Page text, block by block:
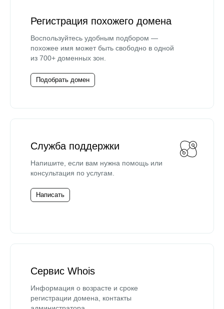
Регистрация похожего домена
Воспользуйтесь удобным подбором —
похожее имя может быть свободно в одной
из 700+ доменных зон.
Подобрать домен
Служба поддержки
Напишите, если вам нужна помощь или
консультация по услугам.
Написать
Сервис Whois
Информация о возрасте и сроке
регистрации домена, контакты